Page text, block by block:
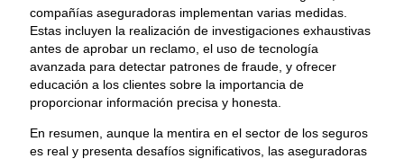
compañías aseguradoras implementan varias medidas.
Estas incluyen la realización de investigaciones exhaustivas
antes de aprobar un reclamo, el uso de tecnología
avanzada para detectar patrones de fraude, y ofrecer
educación a los clientes sobre la importancia de
proporcionar información precisa y honesta.
En resumen, aunque la mentira en el sector de los seguros
es real y presenta desafíos significativos, las aseguradoras